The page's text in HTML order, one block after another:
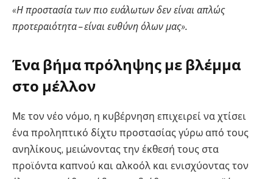
«Η προστασία των πιο ευάλωτων δεν είναι απλώς
προτεραιότητα – είναι ευθύνη όλων μας».
Ένα βήμα πρόληψης με βλέμμα
στο μέλλον
Με τον νέο νόμο, η κυβέρνηση επιχειρεί να χτίσει
ένα προληπτικό δίχτυ προστασίας γύρω από τους
ανηλίκους, μειώνοντας την έκθεσή τους στα
προϊόντα καπνού και αλκοόλ και ενισχύοντας τον